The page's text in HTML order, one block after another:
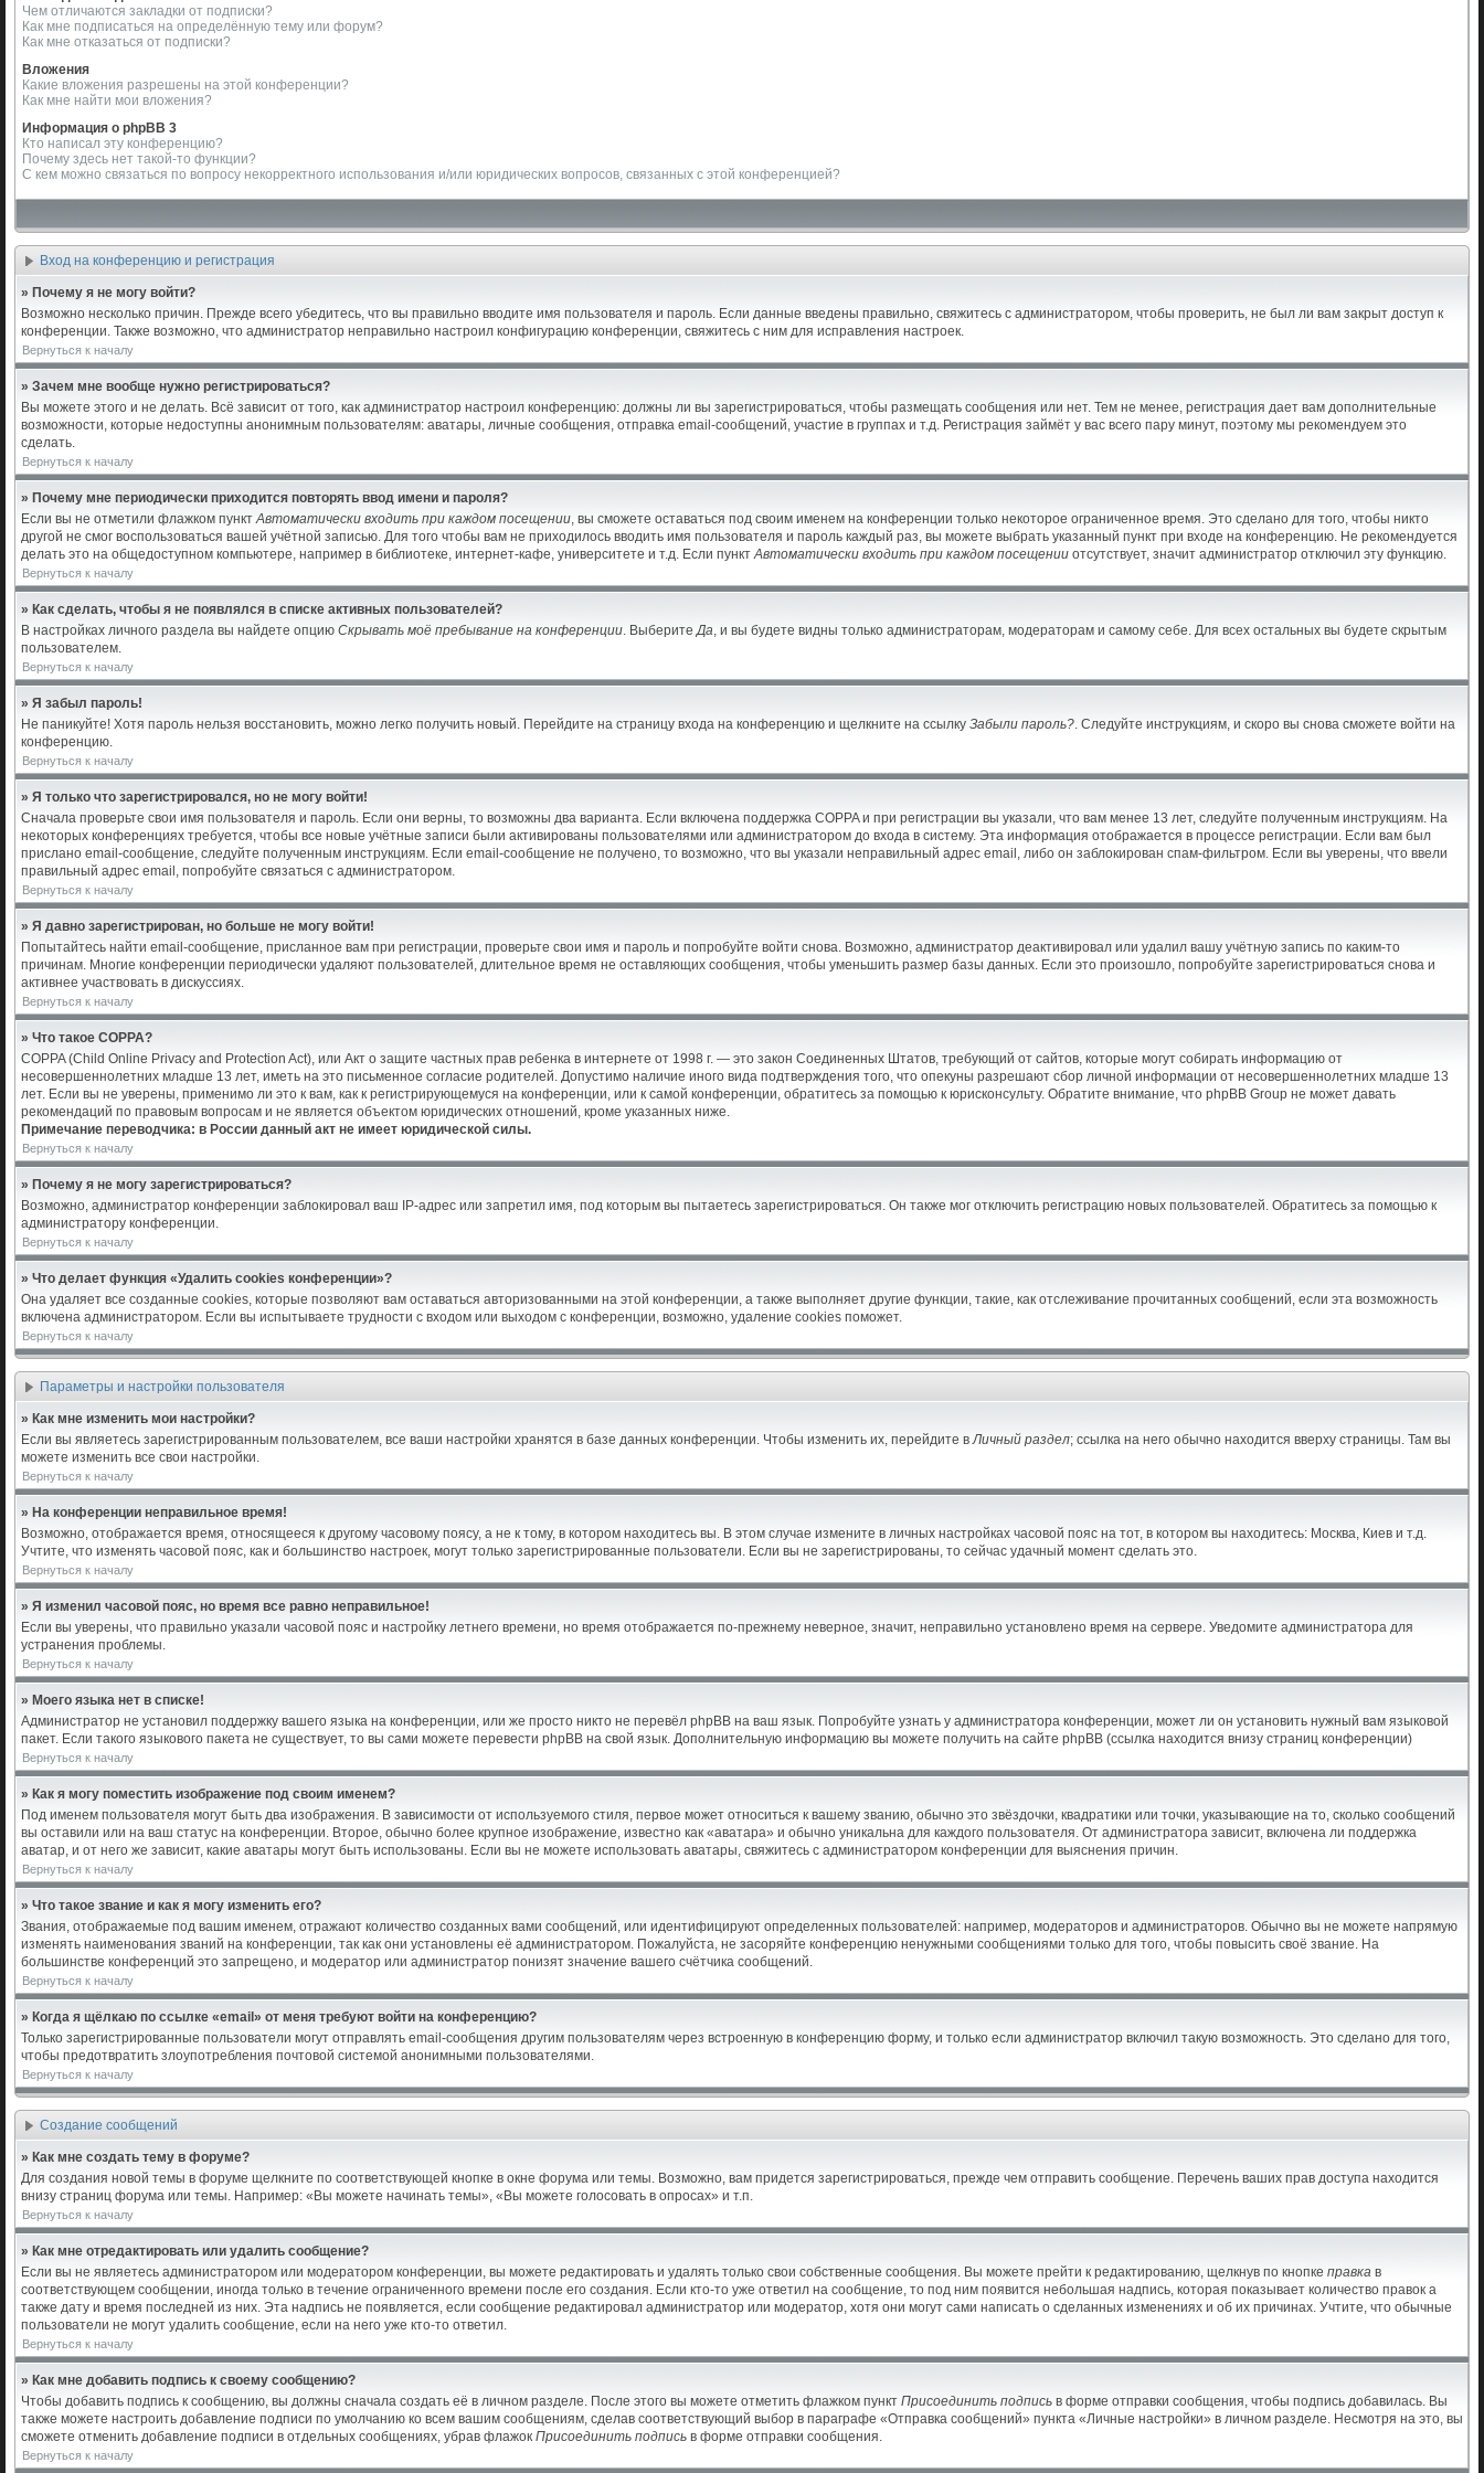
Чем отличаются закладки от подписки?
Как мне подписаться на определённую тему или форум?
Как мне отказаться от подписки?
Вложения
Какие вложения разрешены на этой конференции?
Как мне найти мои вложения?
Информация о phpBB 3
Кто написал эту конференцию?
Почему здесь нет такой-то функции?
С кем можно связаться по вопросу некорректного использования и/или юридических вопросов, связанных с этой конференцией?
Вход на конференцию и регистрация
» Почему я не могу войти?
Возможно несколько причин. Прежде всего убедитесь, что вы правильно вводите имя пользователя и пароль. Если данные введены правильно, свяжитесь с администратором, чтобы проверить, не был ли вам закрыт доступ к
конференции. Также возможно, что администратор неправильно настроил конфигурацию конференции, свяжитесь с ним для исправления настроек.
Вернуться к началу
» Зачем мне вообще нужно регистрироваться?
Вы можете этого и не делать. Всё зависит от того, как администратор настроил конференцию: должны ли вы зарегистрироваться, чтобы размещать сообщения или нет. Тем не менее, регистрация дает вам дополнительные
возможности, которые недоступны анонимным пользователям: аватары, личные сообщения, отправка email-сообщений, участие в группах и т.д. Регистрация займёт у вас всего пару минут, поэтому мы рекомендуем это
сделать.
Вернуться к началу
» Почему мне периодически приходится повторять ввод имени и пароля?
Если вы не отметили флажком пунктАвтоматически входить при каждом посещении, вы сможете оставаться под своим именем на конференции только некоторое ограниченное время. Это сделано для того, чтобы никто
другой не смог воспользоваться вашей учётной записью. Для того чтобы вам не приходилось вводить имя пользователя и пароль каждый раз, вы можете выбрать указанный пункт при входе на конференцию. Не рекомендуется
делать это на общедоступном компьютере, например в библиотеке, интернет-кафе, университете и т.д. Если пунктАвтоматически входить при каждом посещении отсутствует, значит администратор отключил эту функцию.
Вернуться к началу
» Как сделать, чтобы я не появлялся в списке активных пользователей?
В настройках личного раздела вы найдете опцию Скрывать моё пребывание на конференции. ВыберитеДа, и вы будете видны только администраторам, модераторам и самому себе. Для всех остальных вы будете скрытым
пользователем.
Вернуться к началу
» Я забыл пароль!
Не паникуйте! Хотя пароль нельзя восстановить, можно легко получить новый. Перейдите на страницу входа на конференцию и щелкните на ссылку Забыли пароль?. Следуйте инструкциям, и скоро вы снова сможете войти на
конференцию.
Вернуться к началу
» Я только что зарегистрировался, но не могу войти!
Сначала проверьте свои имя пользователя и пароль. Если они верны, то возможны два варианта. Если включена поддержка COPPA и при регистрации вы указали, что вам менее 13 лет, следуйте полученным инструкциям. На
некоторых конференциях требуется, чтобы все новые учётные записи были активированы пользователями или администратором до входа в систему. Эта информация отображается в процессе регистрации. Если вам был
прислано email-сообщение, следуйте полученным инструкциям. Если email-сообщение не получено, то возможно, что вы указали неправильный адрес email, либо он заблокирован спам-фильтром. Если вы уверены, что ввели
правильный адрес email, попробуйте связаться с администратором.
Вернуться к началу
» Я давно зарегистрирован, но больше не могу войти!
Попытайтесь найти email-сообщение, присланное вам при регистрации, проверьте свои имя и пароль и попробуйте войти снова. Возможно, администратор деактивировал или удалил вашу учётную запись по каким-то
причинам. Многие конференции периодически удаляют пользователей, длительное время не оставляющих сообщения, чтобы уменьшить размер базы данных. Если это произошло, попробуйте зарегистрироваться снова и
активнее участвовать в дискуссиях.
Вернуться к началу
» Что такое COPPA?
COPPA (Child Online Privacy and Protection Act), или Акт о защите частных прав ребенка в интернете от 1998 г. — это закон Соединенных Штатов, требующий от сайтов, которые могут собирать информацию от
несовершеннолетних младше 13 лет, иметь на это письменное согласие родителей. Допустимо наличие иного вида подтверждения того, что опекуны разрешают сбор личной информации от несовершеннолетних младше 13
лет. Если вы не уверены, применимо ли это к вам, как к регистрирующемуся на конференции, или к самой конференции, обратитесь за помощью к юрисконсульту. Обратите внимание, что phpBB Group не может давать
рекомендаций по правовым вопросам и не является объектом юридических отношений, кроме указанных ниже.
Примечание переводчика: в России данный акт не имеет юридической силы.
Вернуться к началу
» Почему я не могу зарегистрироваться?
Возможно, администратор конференции заблокировал ваш IP-адрес или запретил имя, под которым вы пытаетесь зарегистрироваться. Он также мог отключить регистрацию новых пользователей. Обратитесь за помощью к
администратору конференции.
Вернуться к началу
» Что делает функция «Удалить cookies конференции»?
Она удаляет все созданные cookies, которые позволяют вам оставаться авторизованными на этой конференции, а также выполняет другие функции, такие, как отслеживание прочитанных сообщений, если эта возможность
включена администратором. Если вы испытываете трудности с входом или выходом с конференции, возможно, удаление cookies поможет.
Вернуться к началу
Параметры и настройки пользователя
» Как мне изменить мои настройки?
Если вы являетесь зарегистрированным пользователем, все ваши настройки хранятся в базе данных конференции. Чтобы изменить их, перейдите вЛичный раздел; ссылка на него обычно находится вверху страницы. Там вы
можете изменить все свои настройки.
Вернуться к началу
» На конференции неправильное время!
Возможно, отображается время, относящееся к другому часовому поясу, а не к тому, в котором находитесь вы. В этом случае измените в личных настройках часовой пояс на тот, в котором вы находитесь: Москва, Киев и т.д.
Учтите, что изменять часовой пояс, как и большинство настроек, могут только зарегистрированные пользователи. Если вы не зарегистрированы, то сейчас удачный момент сделать это.
Вернуться к началу
» Я изменил часовой пояс, но время все равно неправильное!
Если вы уверены, что правильно указали часовой пояс и настройку летнего времени, но время отображается по-прежнему неверное, значит, неправильно установлено время на сервере. Уведомите администратора для
устранения проблемы.
Вернуться к началу
» Моего языка нет в списке!
Администратор не установил поддержку вашего языка на конференции, или же просто никто не перевёл phpBB на ваш язык. Попробуйте узнать у администратора конференции, может ли он установить нужный вам языковой
пакет. Если такого языкового пакета не существует, то вы сами можете перевести phpBB на свой язык. Дополнительную информацию вы можете получить на сайте phpBB (ссылка находится внизу страниц конференции)
Вернуться к началу
» Как я могу поместить изображение под своим именем?
Под именем пользователя могут быть два изображения. В зависимости от используемого стиля, первое может относиться к вашему званию, обычно это звёздочки, квадратики или точки, указывающие на то, сколько сообщений
вы оставили или на ваш статус на конференции. Второе, обычно более крупное изображение, известно как «аватара» и обычно уникальна для каждого пользователя. От администратора зависит, включена ли поддержка
аватар, и от него же зависит, какие аватары могут быть использованы. Если вы не можете использовать аватары, свяжитесь с администратором конференции для выяснения причин.
Вернуться к началу
» Что такое звание и как я могу изменить его?
Звания, отображаемые под вашим именем, отражают количество созданных вами сообщений, или идентифицируют определенных пользователей: например, модераторов и администраторов. Обычно вы не можете напрямую
изменять наименования званий на конференции, так как они установлены её администратором. Пожалуйста, не засоряйте конференцию ненужными сообщениями только для того, чтобы повысить своё звание. На
большинстве конференций это запрещено, и модератор или администратор понизят значение вашего счётчика сообщений.
Вернуться к началу
» Когда я щёлкаю по ссылке «email» от меня требуют войти на конференцию?
Только зарегистрированные пользователи могут отправлять email-сообщения другим пользователям через встроенную в конференцию форму, и только если администратор включил такую возможность. Это сделано для того,
чтобы предотвратить злоупотребления почтовой системой анонимными пользователями.
Вернуться к началу
Создание сообщений
» Как мне создать тему в форуме?
Для создания новой темы в форуме щелкните по соответствующей кнопке в окне форума или темы. Возможно, вам придется зарегистрироваться, прежде чем отправить сообщение. Перечень ваших прав доступа находится
внизу страниц форума или темы. Например: «Вы можете начинать темы», «Вы можете голосовать в опросах» и т.п.
Вернуться к началу
» Как мне отредактировать или удалить сообщение?
Если вы не являетесь администратором или модератором конференции, вы можете редактировать и удалять только свои собственные сообщения. Вы можете прейти к редактированию, щелкнув по кнопке правка в
соответствующем сообщении, иногда только в течение ограниченного времени после его создания. Если кто-то уже ответил на сообщение, то под ним появится небольшая надпись, которая показывает количество правок а
также дату и время последней из них. Эта надпись не появляется, если сообщение редактировал администратор или модератор, хотя они могут сами написать о сделанных изменениях и об их причинах. Учтите, что обычные
пользователи не могут удалить сообщение, если на него уже кто-то ответил.
Вернуться к началу
» Как мне добавить подпись к своему сообщению?
Чтобы добавить подпись к сообщению, вы должны сначала создать её в личном разделе. После этого вы можете отметить флажком пункт Присоединить подпись в форме отправки сообщения, чтобы подпись добавилась. Вы
также можете настроить добавление подписи по умолчанию ко всем вашим сообщениям, сделав соответствующий выбор в параграфе «Отправка сообщений» пункта «Личные настройки» в личном разделе. Несмотря на это, вы
сможете отменить добавление подписи в отдельных сообщениях, убрав флажок Присоединить подпись в форме отправки сообщения.
Вернуться к началу